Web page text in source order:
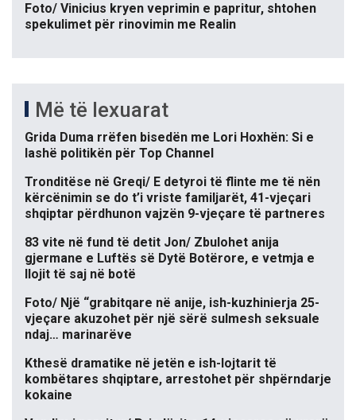
Foto/ Vinicius kryen veprimin e papritur, shtohen
spekulimet për rinovimin me Realin
Më të lexuarat
Grida Duma rrëfen bisedën me Lori Hoxhën: Si e
lashë politikën për Top Channel
Tronditëse në Greqi/ E detyroi të flinte me të nën
kërcënimin se do t’i vriste familjarët, 41-vjeçari
shqiptar përdhunon vajzën 9-vjeçare të partneres
83 vite në fund të detit Jon/ Zbulohet anija
gjermane e Luftës së Dytë Botërore, e vetmja e
llojit të saj në botë
Foto/ Një “grabitqare në anije, ish-kuzhinierja 25-
vjeçare akuzohet për një sërë sulmesh seksuale
ndaj… marinarëve
Kthesë dramatike në jetën e ish-lojtarit të
kombëtares shqiptare, arrestohet për shpërndarje
kokaine